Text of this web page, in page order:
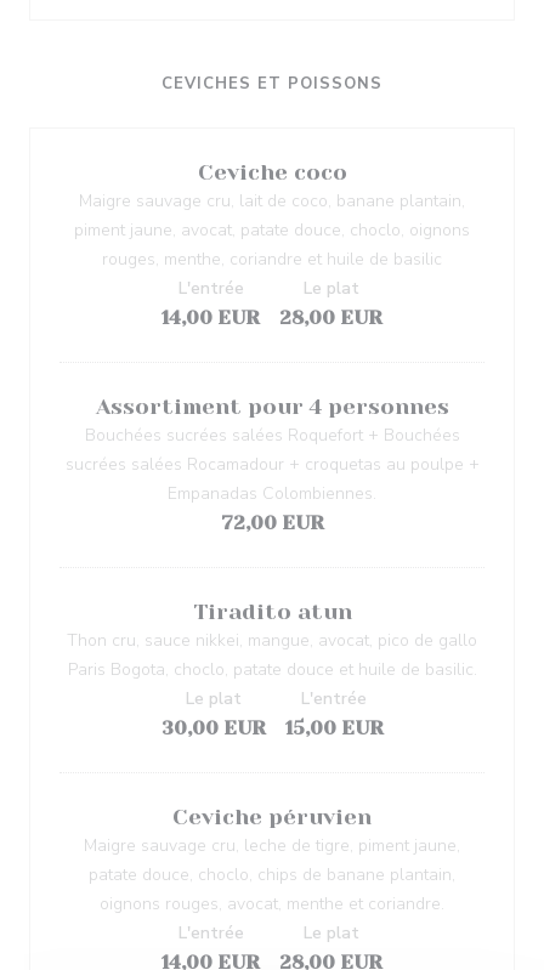
CEVICHES ET POISSONS
Ceviche coco
Maigre sauvage cru, lait de coco, banane plantain,
piment jaune, avocat, patate douce, choclo, oignons
rouges, menthe, coriandre et huile de basilic
14,00 EUR
L'entrée
28,00 EUR
Le plat
Assortiment pour 4 personnes
Bouchées sucrées salées Roquefort + Bouchées
sucrées salées Rocamadour + croquetas au poulpe +
Empanadas Colombiennes.
72,00 EUR
Tiradito atun
Thon cru, sauce nikkei, mangue, avocat, pico de gallo
Paris Bogota, choclo, patate douce et huile de basilic.
30,00 EUR
Le plat
15,00 EUR
L'entrée
Ceviche péruvien
Maigre sauvage cru, leche de tigre, piment jaune,
patate douce, choclo, chips de banane plantain,
oignons rouges, avocat, menthe et coriandre.
14,00 EUR
L'entrée
28,00 EUR
Le plat